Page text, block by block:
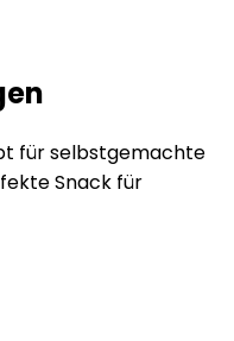
für selbstgemachte
Snack für